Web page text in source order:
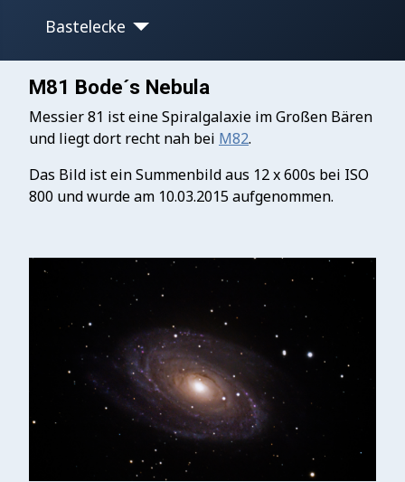
Bastelecke
M81 Bode´s Nebula
Messier 81 ist eine Spiralgalaxie im Großen Bären
und liegt dort recht nah bei M82.
Das Bild ist ein Summenbild aus 12 x 600s bei ISO
800 und wurde am 10.03.2015 aufgenommen.